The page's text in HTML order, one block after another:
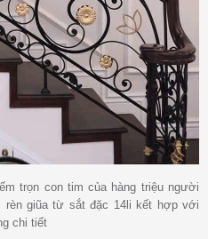
trọn con tim của hàng triệu người
giũa từ sắt đặc 14li kết hợp với
chi tiết